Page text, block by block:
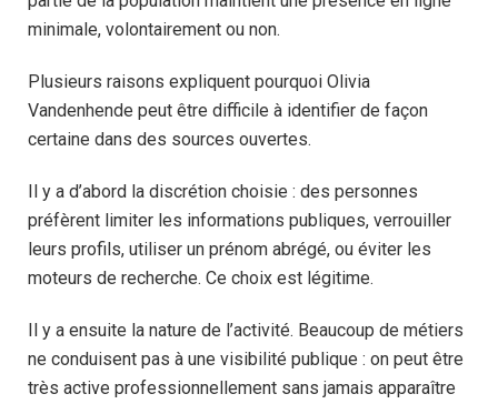
minimale, volontairement ou non.
Plusieurs raisons expliquent pourquoi Olivia
Vandenhende peut être difficile à identifier de façon
certaine dans des sources ouvertes.
Il y a d’abord la discrétion choisie : des personnes
préfèrent limiter les informations publiques, verrouiller
leurs profils, utiliser un prénom abrégé, ou éviter les
moteurs de recherche. Ce choix est légitime.
Il y a ensuite la nature de l’activité. Beaucoup de métiers
ne conduisent pas à une visibilité publique : on peut être
très active professionnellement sans jamais apparaître